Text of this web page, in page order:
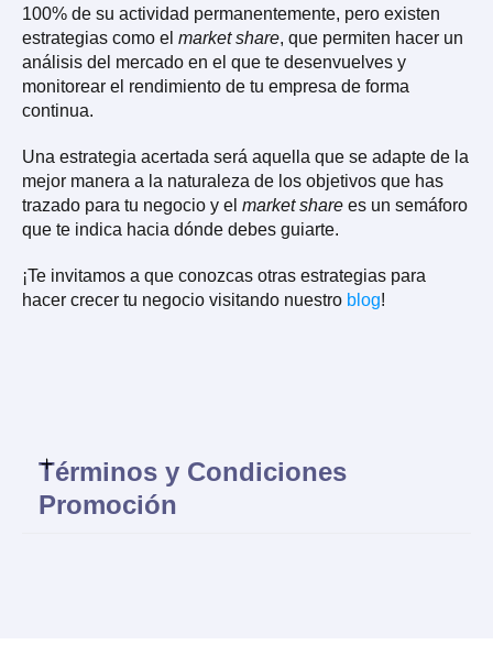
100% de su actividad permanentemente, pero existen
estrategias como el market share, que permiten hacer un
análisis del mercado en el que te desenvuelves y
monitorear el rendimiento de tu empresa de forma
continua.
Una estrategia acertada será aquella que se adapte de la
mejor manera a la naturaleza de los objetivos que has
trazado para tu negocio y el market share es un semáforo
que te indica hacia dónde debes guiarte.
¡Te invitamos a que conozcas otras estrategias para
hacer crecer tu negocio visitando nuestro blog!
Términos y Condiciones
Promoción